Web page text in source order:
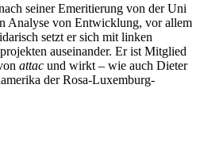
seiner Emeritierung von der Uni
Analyse von Entwicklung, vor allem
setzt er sich mit linken
auseinander. Er ist Mitglied
attac und wirkt – wie auch Dieter
der Rosa-Luxemburg-